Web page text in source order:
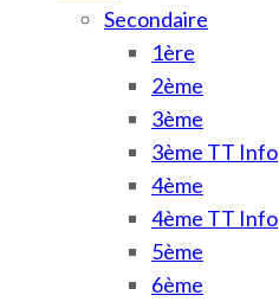
Secondaire
1ère
2ème
3ème
3ème TT Info
4ème
4ème TT Info
5ème
6ème